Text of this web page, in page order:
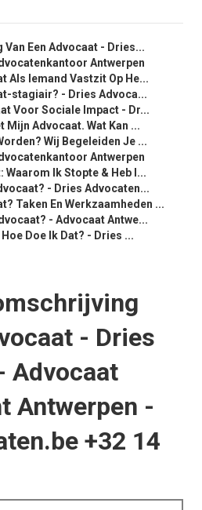
Een Advocaat - Dries...
Antwerpen
Als Iemand Vastzit Op He...
stagiair? - Dries Advoca...
Voor Sociale Impact - Dr...
Mijn Advocaat. Wat Kan ...
Wij Begeleiden Je ...
Antwerpen
Waarom Ik Stopte & Heb I...
- Dries Advocaten...
Taken En Werkzaamheden ...
- Advocaat Antwe...
Doe Ik Dat? - Dries ...
- Dries
Advocaat
Antwerpen -
+32 14